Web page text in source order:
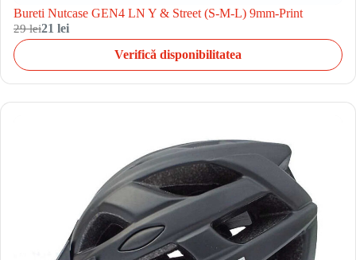
Bureti Nutcase GEN4 LN Y & Street (S-M-L) 9mm-Print
29 lei21 lei
Verifică disponibilitatea